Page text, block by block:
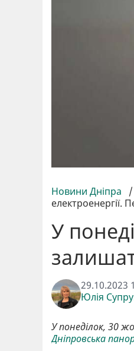
Новини Дніпра /
електроенергії.
У
29.10.2023
Юлія
У понеділок, 30
Дніпровська